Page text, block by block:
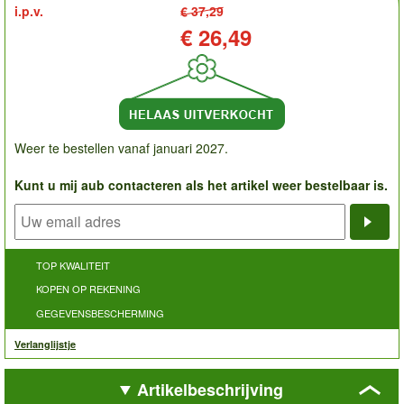
i.p.v.
€ 37,29
€ 26,49
Weer te bestellen vanaf januari 2027.
Kunt u mij aub contacteren als het artikel weer bestelbaar is.
TOP KWALITEIT
KOPEN OP REKENING
GEGEVENSBESCHERMING
Verlanglijstje
Artikelbeschrijving